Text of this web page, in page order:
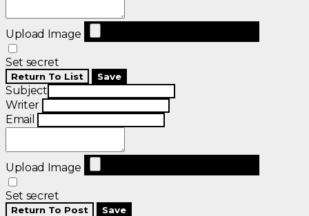
Upload Image
Set secret
Return To List Save
Subject
Writer
Email
Upload Image
Set secret
Return To Post Save